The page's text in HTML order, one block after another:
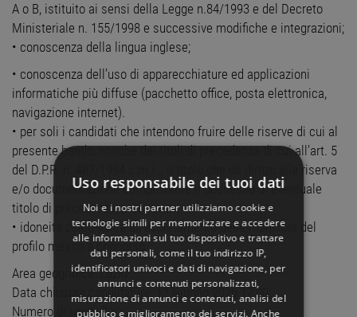
A o B, istituito ai sensi della Legge n.84/1993 e del Decreto
Ministeriale n. 155/1998 e successive modifiche e integrazioni;
• conoscenza della lingua inglese;
• conoscenza dell’uso di apparecchiature ed applicazioni
informatiche più diffuse (pacchetto office, posta elettronica,
navigazione internet).
• per soli i candidati che intendono fruire delle riserve di cui al
presente bando, nonché dei titoli di precedenza di cui all’art. 5
del D.P.R. n. 487/1994 s.m.i.., il titolo che dà diritto alla riserva
e/o documentazione comprovante il possesso di eventuale
titolo di precedenza, preferenza;
• idoneità psico-fisica all'espletamento delle mansioni del
profilo messo a concorso.
Area geografica: Lazio
Data chiusura candidature: 12 Giugno 2026 12:00
Numero di posti: 7
Uso responsabile dei tuoi dati
Noi e i nostri partner utilizziamo cookie e
tecnologie simili per memorizzare e accedere
alle informazioni sul tuo dispositivo e trattare
dati personali, come il tuo indirizzo IP,
identificatori univoci e dati di navigazione, per
annunci e contenuti personalizzati,
misurazione di annunci e contenuti, analisi del
pubblico e miglioramento dei servizi. Anche